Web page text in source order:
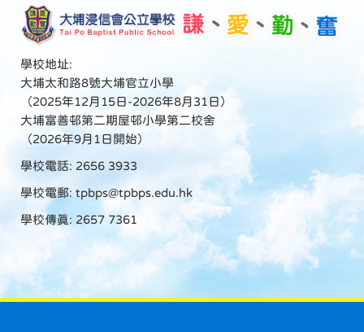
學校地址:
大埔太和路8號大埔官立小學
（2025年12月15日-2026年8月31日）
大埔富善邨第二期屋邨小學第二校舍
（2026年9月1日開始）
學校電話: 2656 3933
學校電郵: tpbps@tpbps.edu.hk
學校傳真: 2657 7361